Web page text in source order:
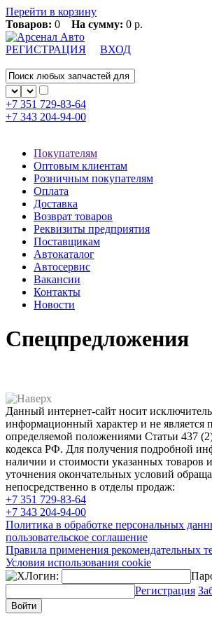
Перейти в корзину
Товаров: 0 На сумму: 0 р.
РЕГИСТРАЦИЯ ВХОД
+7 351 729-83-64
+7 343 204-94-00
Покупателям
Оптовым клиентам
Розничным покупателям
Оплата
Доставка
Возврат товаров
Реквизиты предприятия
Поставщикам
Автокаталог
Автосервис
Вакансии
Контакты
Новости
Спецпредложения
Данный интернет-сайт носит
информационный характер и не является
определяемой положениями Статьи 437
кодекса РФ. Для получения подробной
наличии и стоимости указанных товаров
уточнения окончательных условий
непосредственно в отделы продаж:
+7 351 729-83-64
+7 343 204-94-00
Политика в обработке персональных
пользовательское соглашение
Правила применения рекомендательных
Условия использования cookie
Логин:
Регистрация